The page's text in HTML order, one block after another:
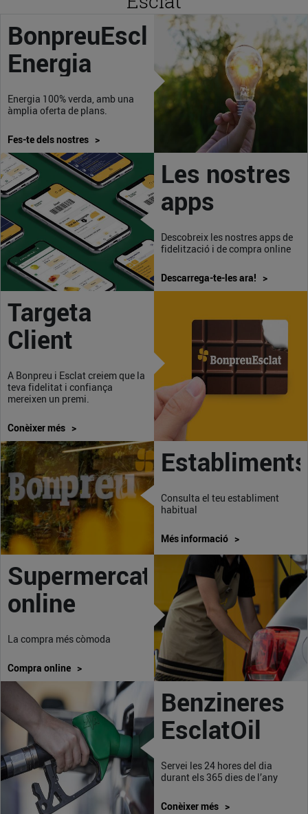
BonpreuEsclat
Energia
Energia 100% verda, amb una
àmplia oferta de plans.
Fes-te dels nostres >
Les nostres
apps
Descobreix les nostres apps de
fidelització i de compra online
Descarrega-te-les ara! >
Targeta
Client
A Bonpreu i Esclat creiem que la
teva fidelitat i confiança
mereixen un premi.
Conèixer més >
Establiments
Consulta el teu establiment
habitual
Més informació >
Supermercat
online
La compra més còmoda
Compra online >
Benzineres
EsclatOil
Servei les 24 hores del dia
durant els 365 dies de l’any
Conèixer més >